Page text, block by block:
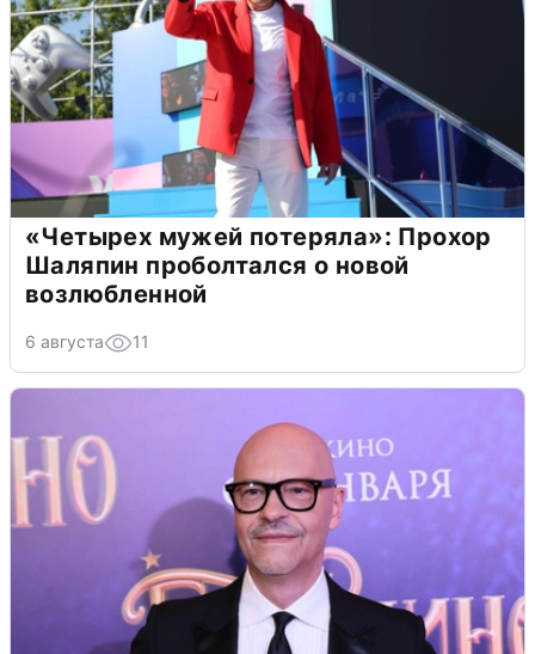
«Четырех мужей потеряла»: Прохор
Шаляпин проболтался о новой
возлюбленной
6 августа 11